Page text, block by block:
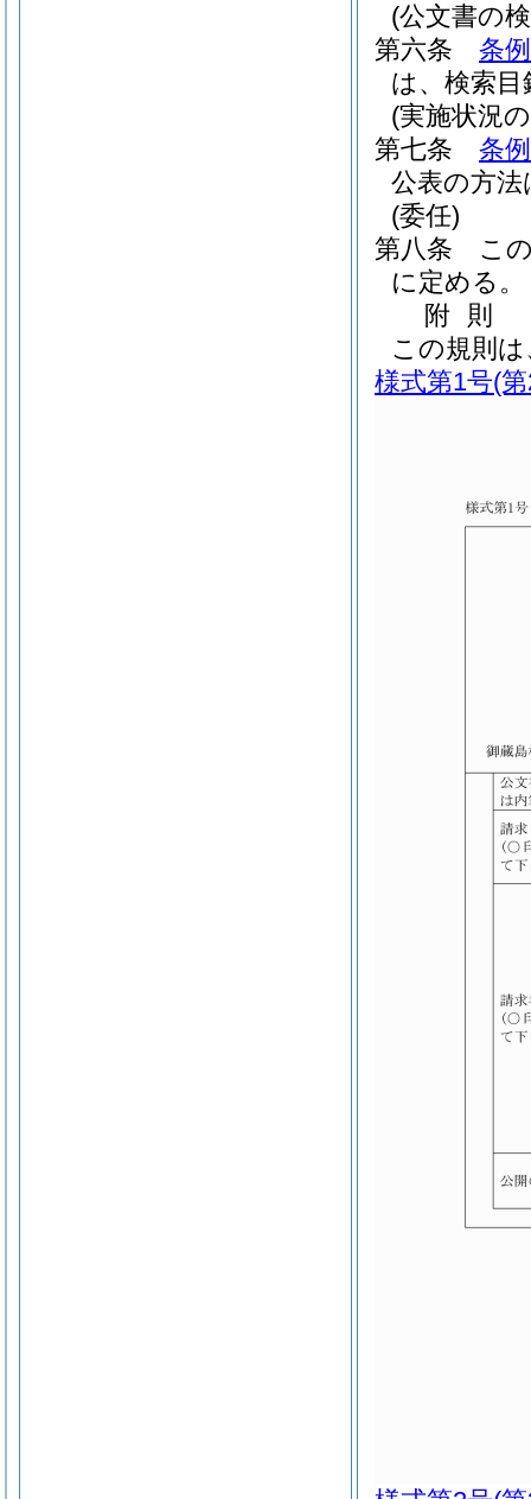
(公文書の
第六条
条
は、検索
(実施状況
第七条
条
公表の方
(委任)
第八条
こ
に定める。
附 則
この規則
様式第1号(